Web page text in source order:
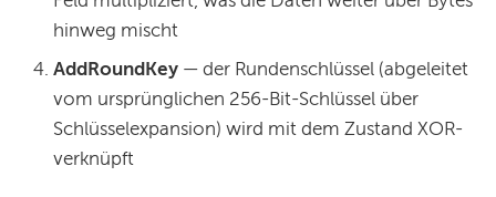
hinweg mischt
AddRoundKey — der Rundenschlüssel (abgeleitet
vom ursprünglichen 256-Bit-Schlüssel über
Schlüsselexpansion) wird mit dem Zustand XOR-
verknüpft